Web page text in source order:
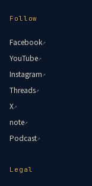
Follow
Facebook↗
YouTube↗
Instagram ↗
Threads↗
X↗
note↗
Podcast↗
Legal